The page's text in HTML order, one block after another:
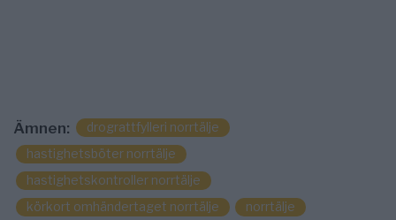
Ämnen:
drograttfylleri norrtälje
hastighetsböter norrtälje
hastighetskontroller norrtälje
körkort omhändertaget norrtälje
norrtälje